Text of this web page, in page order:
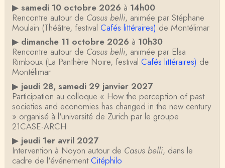
▶ samedi 10 octobre 2026 à 14h00
Rencontre autour de Casus belli, animée par Stéphane
Moulain (Théâtre, festival Cafés littéraires) de Montélimar
▶ dimanche 11 octobre 2026 à 10h30
Rencontre autour de Casus belli, animée par Elsa
Rimboux (La Panthère Noire, festival Cafés littéraires) de
Montélimar
▶ jeudi 28, samedi 29 janvier 2027
Participation au colloque « How the perception of past
societies and economies has changed in the new century
» organisé à l'université de Zurich par le groupe
21CASE-ARCH
▶ jeudi 1er avril 2027
Intervention à Noyon autour de Casus belli, dans le
cadre de l'événementCitéphilo